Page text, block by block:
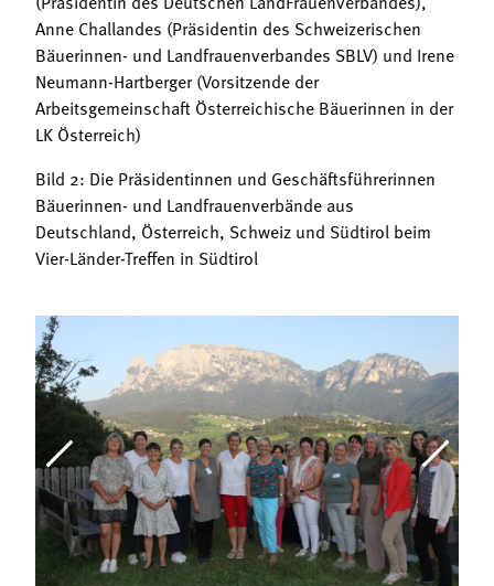
Anne Challandes (Präsidentin des Schweizerischen
Bäuerinnen- und Landfrauenverbandes SBLV) und Irene
Neumann-Hartberger (Vorsitzende der
Arbeitsgemeinschaft Österreichische Bäuerinnen in der
LK Österreich)
Bild 2: Die Präsidentinnen und Geschäftsführerinnen
Bäuerinnen- und Landfrauenverbände aus
Deutschland, Österreich, Schweiz und Südtirol beim
Vier-Länder-Treffen in Südtirol